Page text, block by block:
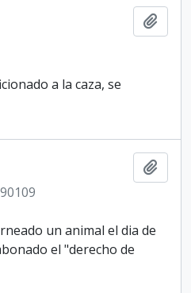
a la caza, se
un animal el dia de
el "derecho de